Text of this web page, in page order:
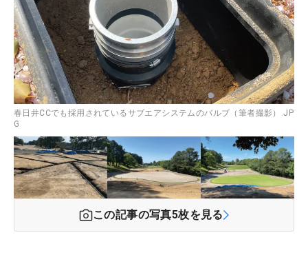
春日井CCでも採用されているサブエアシステムのバルブ（筆者撮影）.JP
G
この記事の写真5枚を見る